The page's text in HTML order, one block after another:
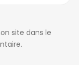
site dans le